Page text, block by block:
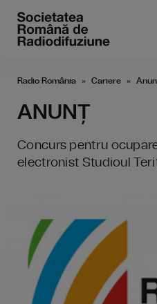
Radio România Cariere
ANUNȚ
Concurs pentru
electronist Studioul